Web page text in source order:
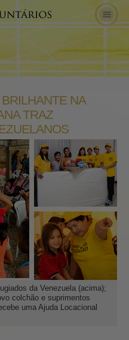
NA
TRAZ
da Venezuela (acima);
colchão e suprimentos
uma Ajuda Locacional